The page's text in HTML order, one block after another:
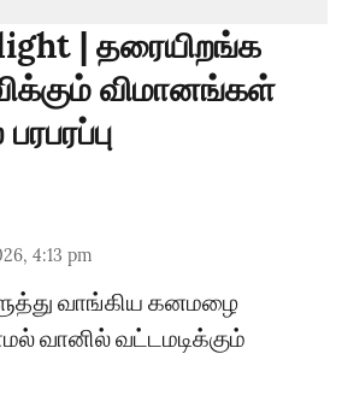
| தரையிறங்க
விமானங்கள்
4:13 pm
வாங்கிய கனமழை
வானில் வட்டமடிக்கும்